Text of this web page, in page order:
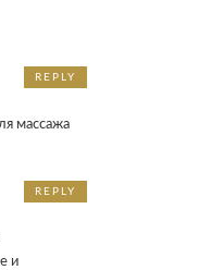
массажа
REPLY
и
REPLY